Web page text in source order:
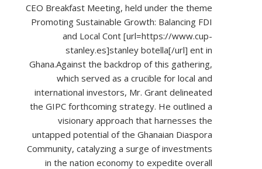
CEO Breakfast Meeting, held under the theme
Promoting Sustainable Growth: Balancing FDI
and Local Cont [url=https://www.cup-
stanley.es]stanleybotella[/url] ent in
Ghana.Against the backdrop of this gathering,
which served as a crucible for local and
international investors, Mr. Grant delineated
the GIPC forthcoming strategy. He outlined a
visionary approach that harnesses the
untapped potential of the Ghanaian Diaspora
Community, catalyzing a surge of investments
in the nation economy to expedite overall